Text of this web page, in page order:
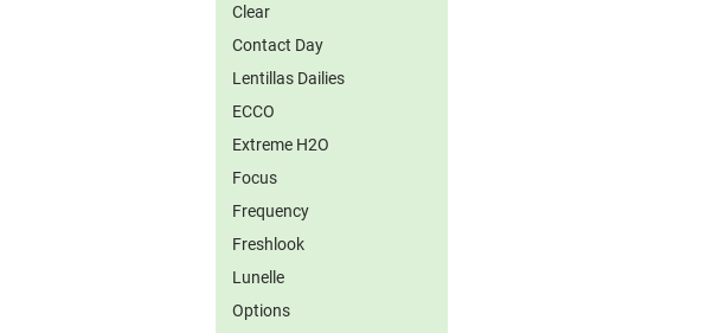
Clear
Contact Day
Lentillas Dailies
ECCO
Extreme H2O
Focus
Frequency
Freshlook
Lunelle
Options